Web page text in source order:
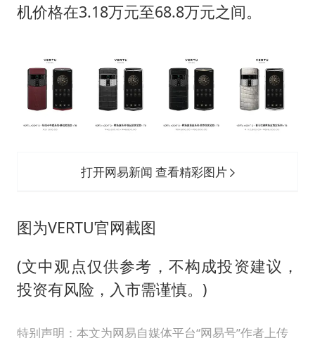
机价格在3.18万元至68.8万元之间。
打开网易新闻 查看精彩图片
图为VERTU官网截图
(文中观点仅供参考，不构成投资建议，
投资有风险，入市需谨慎。)
特别声明：本文为网易自媒体平台“网易号”作者上传